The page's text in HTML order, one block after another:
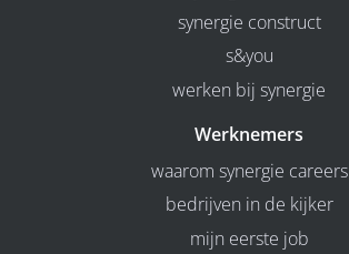
synergie construct
s&you
werken bij synergie
Werknemers
waarom synergie careers
bedrijven in de kijker
mijn eerste job